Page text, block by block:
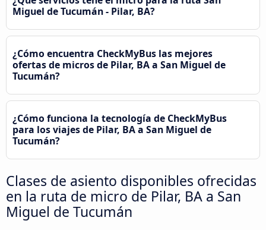
Miguel de Tucumán - Pilar, BA?
¿Cómo encuentra CheckMyBus las mejores
ofertas de micros de Pilar, BA a San Miguel de
Tucumán?
¿Cómo funciona la tecnología de CheckMyBus
para los viajes de Pilar, BA a San Miguel de
Tucumán?
Clases de asiento disponibles ofrecidas
en la ruta de micro de Pilar, BA a San
Miguel de Tucumán